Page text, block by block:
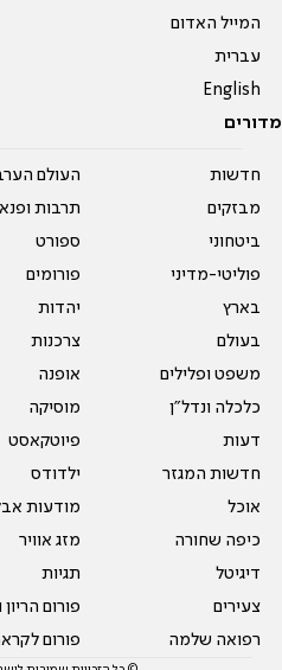
המייל האדום
עברית
English
מדורים
חדשות
מבזקים
ביטחוני
פוליטי-מדיני
בארץ
בעולם
משפט ופלילים
כלכלה ונדל"ן
דעות
חדשות המגזר
אוכל
כיפה שחורה
דיגיטל
צעירים
רפואה שלמה
העולם
תרבות
ספורט
פורומים
יהדות
צרכנות
אופנה
מוסיקה
פיוטקאסט
ילדודס
מודעות
מזג אוויר
תגיות
פורום הריון
פורום